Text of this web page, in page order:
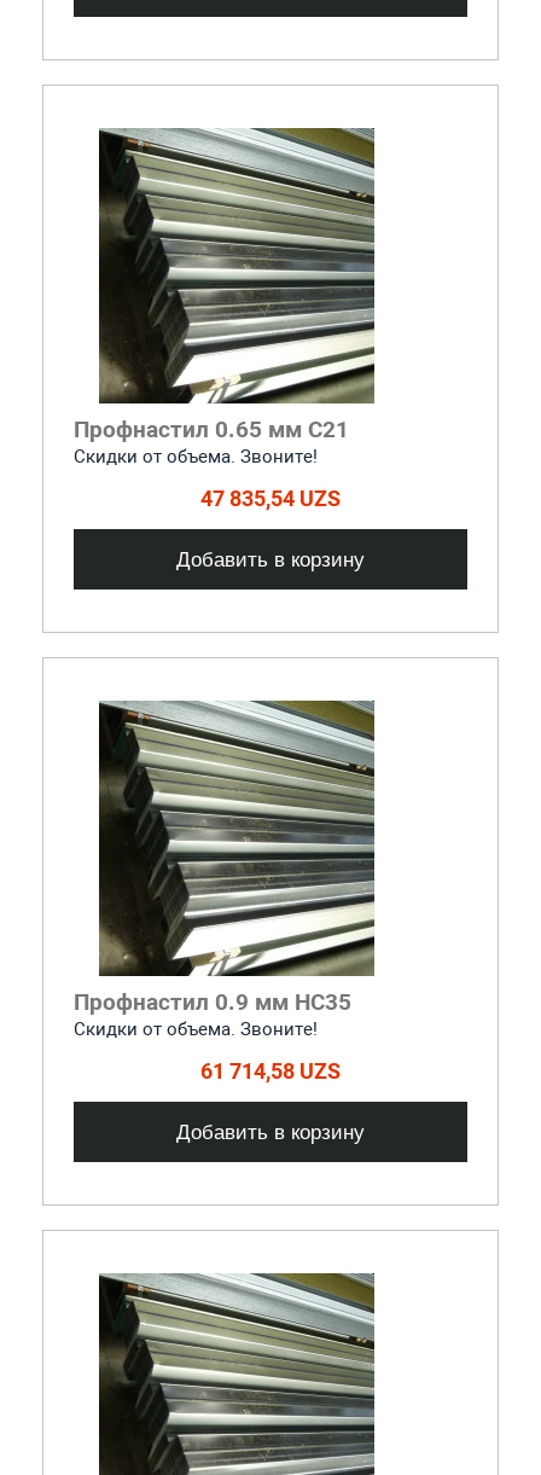
Профнастил 0.65 мм С21
Скидки от объема. Звоните!
47 835,54 UZS
Добавить в корзину
Профнастил 0.9 мм НС35
Скидки от объема. Звоните!
61 714,58 UZS
Добавить в корзину